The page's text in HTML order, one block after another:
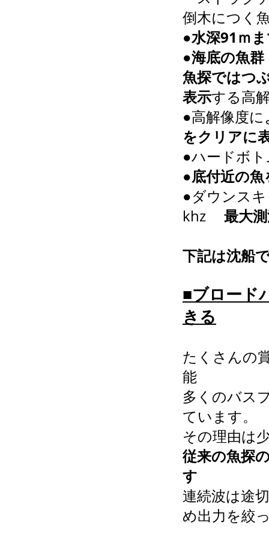
倒木につく
●水深91ｍ
●海底の魚
魚探ではつ
表示する高
●高解像度
をクリアに
●ハードボ
●底付近の
●ダウンス
khz 最大
下記は沈船
■ブロード
きる
たくさんの
能
多くのバス
ています。
その理由は
従来の魚探
す
連続波は途
め出力を絞